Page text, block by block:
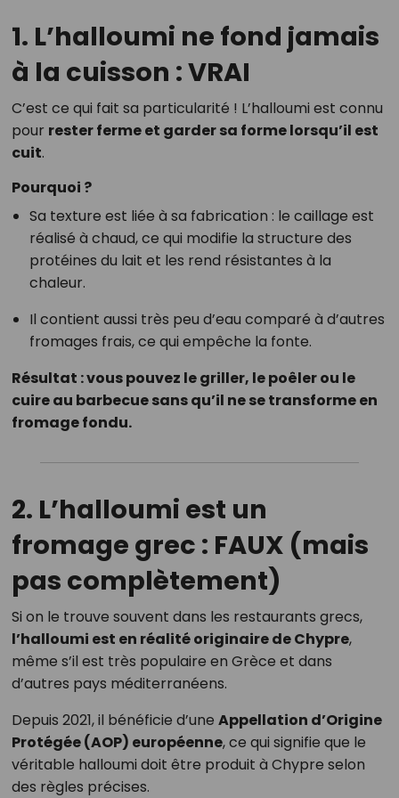
1. L’halloumi ne fond jamais
à la cuisson : VRAI
C’est ce qui fait sa particularité ! L’halloumi est connu
pour rester ferme et garder sa forme lorsqu’il est
cuit.
Pourquoi ?
Sa texture est liée à sa fabrication : le caillage est
réalisé à chaud, ce qui modifie la structure des
protéines du lait et les rend résistantes à la
chaleur.
Il contient aussi très peu d’eau comparé à d’autres
fromages frais, ce qui empêche la fonte.
Résultat : vous pouvez le griller, le poêler ou le
cuire au barbecue sans qu’il ne se transforme en
fromage fondu.
2. L’halloumi est un
fromage grec : FAUX (mais
pas complètement)
Si on le trouve souvent dans les restaurants grecs,
l’halloumi est en réalité originaire de Chypre,
même s’il est très populaire en Grèce et dans
d’autres pays méditerranéens.
Depuis 2021, il bénéficie d’une Appellation d’Origine
Protégée (AOP) européenne, ce qui signifie que le
véritable halloumi doit être produit à Chypre selon
des règles précises.